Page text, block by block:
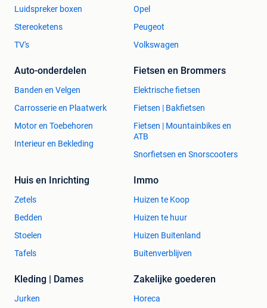
Luidspreker boxen
Stereoketens
TV's
Opel
Peugeot
Volkswagen
Auto-onderdelen
Banden en Velgen
Carrosserie en Plaatwerk
Motor en Toebehoren
Interieur en Bekleding
Fietsen en Brommers
Elektrische fietsen
Fietsen | Bakfietsen
Fietsen | Mountainbikes en
ATB
Snorfietsen en Snorscooters
Huis en Inrichting
Zetels
Bedden
Stoelen
Tafels
Immo
Huizen te Koop
Huizen te huur
Huizen Buitenland
Buitenverblijven
Kleding | Dames
Jurken
Zakelijke goederen
Horeca